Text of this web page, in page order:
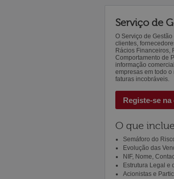
Serviço de
O Serviço de
clientes,
Rácios Financeiros,
Comportamento de
informação
empresas em todo
faturas incobráveis.
Registe-se
O que
Semáforo do
Evolução das
NIF, Nome,
Estrutura Legal e
Acionistas e